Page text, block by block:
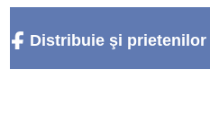
Distribuie şi